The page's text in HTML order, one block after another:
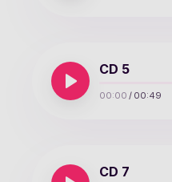
CD 5
00:00 / 00:49
CD 7